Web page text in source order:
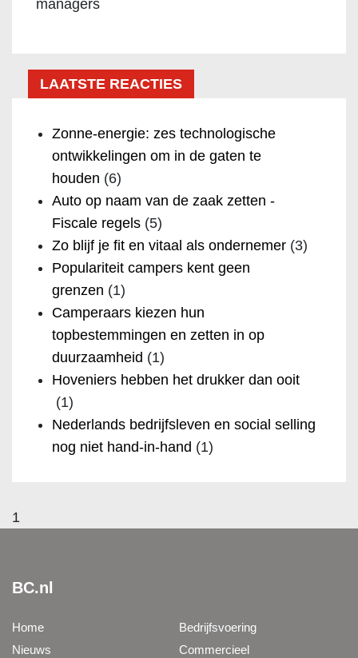
managers
LAATSTE REACTIES
Zonne-energie: zes technologische
ontwikkelingen om in de gaten te
houden (6)
Auto op naam van de zaak zetten -
Fiscale regels (5)
Zo blijf je fit en vitaal als ondernemer (3)
Populariteit campers kent geen
grenzen (1)
Camperaars kiezen hun
topbestemmingen en zetten in op
duurzaamheid (1)
Hoveniers hebben het drukker dan ooit
(1)
Nederlands bedrijfsleven en social selling
nog niet hand-in-hand (1)
1
BC.nl
Home
Nieuws
Bedrijfsvoering
Commercieel